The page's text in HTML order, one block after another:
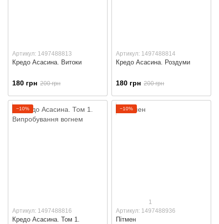
Артикул: 1497488813
Кредо Асасина. Витоки
180 грн 200 грн
Артикул: 1497488814
Кредо Асасина. Роздуми
180 грн 200 грн
−10%
Артикул: 1497488816
Кредо Асасина. Том 1.
−10%
1
Артикул: 1497488936
Пітмен